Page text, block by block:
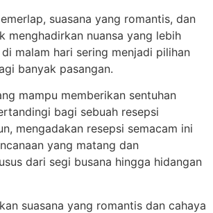
suasana yang romantis, dan
menghadirkan nuansa yang lebih
malam hari sering menjadi pilihan
banyak pasangan.
mampu memberikan sentuhan
bagi sebuah resepsi
mengadakan resepsi semacam ini
yang matang dan
dari segi busana hingga hidangan
suasana yang romantis dan cahaya